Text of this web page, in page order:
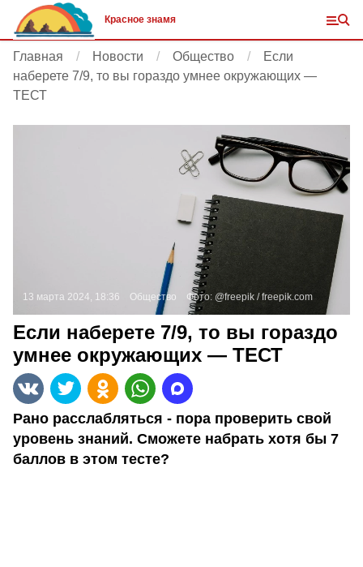
Красное знамя
Главная Новости Общество
Если
наберете 7/9, то вы гораздо умнее окружающих —
ТЕСТ
13 марта 2024, 18:36 Общество Фото: @freepik /freepik.com
Если наберете 7/9, то вы гораздо
умнее окружающих — ТЕСТ
Рано расслабляться - пора проверить свой
уровень знаний. Сможете набрать хотя бы 7
баллов в этом тесте?